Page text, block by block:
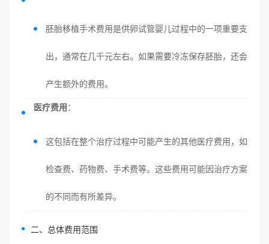
胚胎移植手术费用是供卵试管婴儿过程中的一项重要支
出，通常在几千元左右。如果需要冷冻保存胚胎，还会
产生额外的费用。
医疗费用：
这包括在整个治疗过程中可能产生的其他医疗费用，如
检查费、药物费、手术费等。这些费用可能因治疗方案
的不同而有所差异。
二、总体费用范围